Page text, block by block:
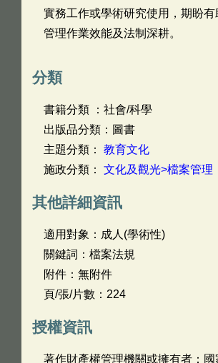
實務工作或學術研究使用，期盼有
管理作業效能及法制深耕。
分類
書籍分類 ：社會/科學
出版品分類：圖書
主題分類： 教育文化
施政分類： 文化及觀光>檔案管理
其他詳細資訊
適用對象：成人(學術性)
關鍵詞：檔案法規
附件：無附件
頁/張/片數：224
授權資訊
著作財產權管理機關或擁有者：國